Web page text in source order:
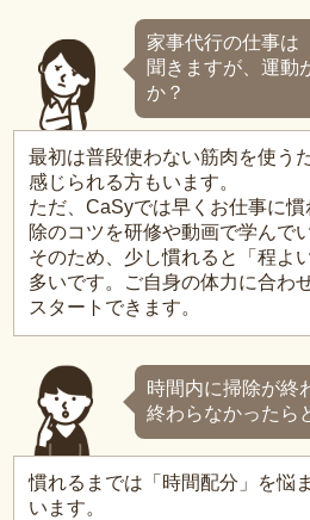
家事代行の仕事は
聞きますが、運動
か？
最初は普段使わない筋肉を使う
感じられる方もいます。
ただ、CaSyでは早くお仕事に
除のコツを研修や動画で学んで
そのため、少し慣れると「程よ
多いです。ご自身の体力に合わ
スタートできます。
時間内に掃除が終
終わらなかったら
慣れるまでは「時間配分」を悩
います。